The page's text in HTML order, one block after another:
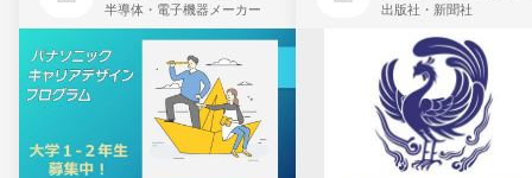
半導体・電子機器メーカー 出版社・新聞社